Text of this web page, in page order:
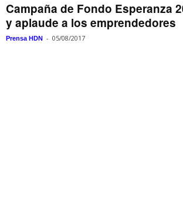
Campaña de Fondo Esperanza
y aplaude a los emprendedores
Prensa HDN - 05/08/2017